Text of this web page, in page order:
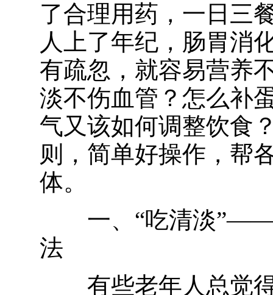
了合理用药，一日三
人上了年纪，肠胃消
有疏忽，就容易营养
淡不伤血管？怎么补
气又该如何调整饮食
则，简单好操作，帮
体。
一、“吃清淡
法
有些老年人总觉